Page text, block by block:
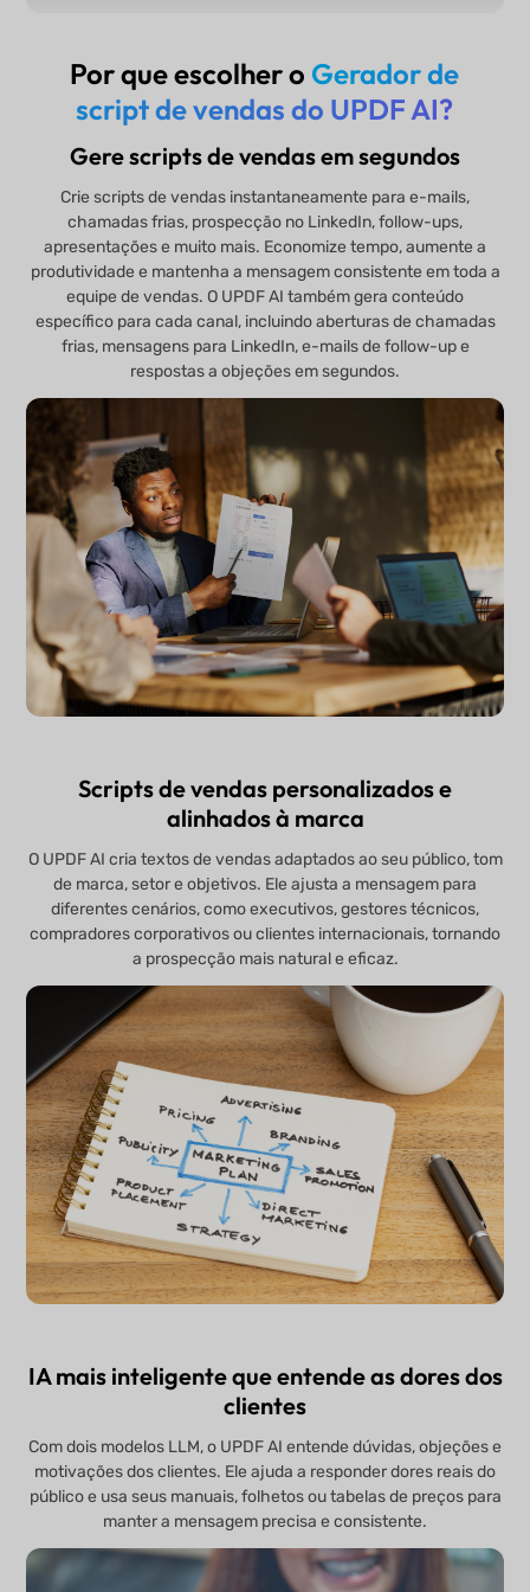
Por que escolher o Gerador de
script de vendas do UPDF AI?
Gere scripts de vendas em segundos
Crie scripts de vendas instantaneamente para e-mails,
chamadas frias, prospecção no LinkedIn, follow-ups,
apresentações e muito mais. Economize tempo, aumente a
produtividade e mantenha a mensagem consistente em toda a
equipe de vendas. O UPDF AI também gera conteúdo
específico para cada canal, incluindo aberturas de chamadas
frias, mensagens para LinkedIn, e-mails de follow-up e
respostas a objeções em segundos.
Scripts de vendas personalizados e
alinhados à marca
O UPDF AI cria textos de vendas adaptados ao seu público, tom
de marca, setor e objetivos. Ele ajusta a mensagem para
diferentes cenários, como executivos, gestores técnicos,
compradores corporativos ou clientes internacionais, tornando
a prospecção mais natural e eficaz.
IA mais inteligente que entende as dores dos
clientes
Com dois modelos LLM, o UPDF AI entende dúvidas, objeções e
motivações dos clientes. Ele ajuda a responder dores reais do
público e usa seus manuais, folhetos ou tabelas de preços para
manter a mensagem precisa e consistente.